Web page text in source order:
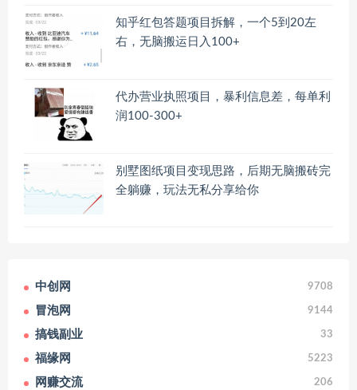
知乎红包答题项目拆解，一个5到20左
右，无脑搬运日入100+
代办营业执照项目，暴利信息差，每单利
润100-300+
别墅图纸项目变现思路，后期无脑搬砖完
全躺赚，玩法无私分享给你
中创网 9708
冒泡网 9144
搞钱副业 33
福缘网 5223
网赚交流 206